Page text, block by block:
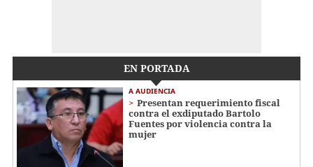
EN PORTADA
A AUDIENCIA
Presentan requerimiento fiscal
contra el exdiputado Bartolo
Fuentes por violencia contra la
mujer